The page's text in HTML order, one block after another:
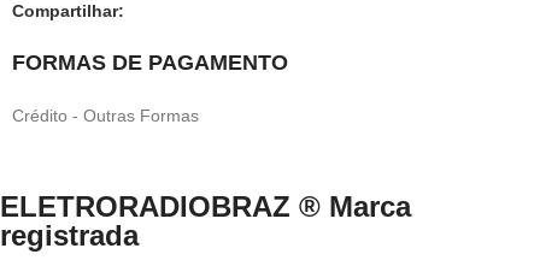
Compartilhar:
FORMAS DE PAGAMENTO
Crédito - Outras Formas
ELETRORADIOBRAZ ® Marca
registrada